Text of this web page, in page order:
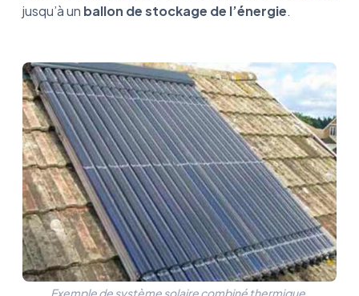
jusqu’à un ballon de stockage de l’énergie.
Exemple de système solaire combiné thermique.